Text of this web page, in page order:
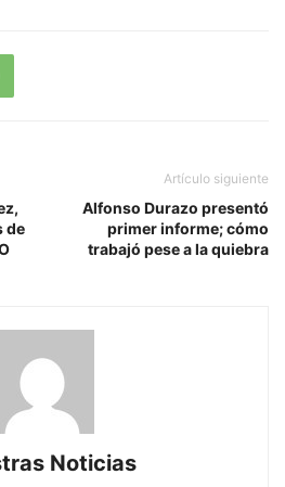
de
Artículo siguiente
Alfonso Durazo presentó
primer informe; cómo
trabajó pese a la quiebra
Noticias